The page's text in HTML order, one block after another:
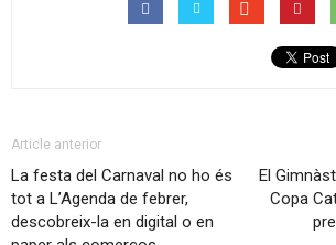
Article anterior
La festa del Carnaval no ho és
tot a L’Agenda de febrer,
descobreix-la en digital o en
El
Copa